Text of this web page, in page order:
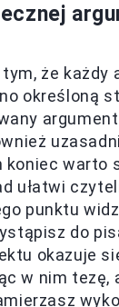
że każdy
określoną
koniec warto
ułatwi
punktu
do
okazuje
w nim tezę,